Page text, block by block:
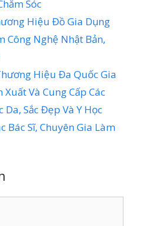
Sóc
Hiệu Đồ Gia Dụng
Công Nghệ Nhật Bản,
Hiệu Đa Quốc Gia
Và Cung Cấp Các
Da, Sắc Đẹp Và Y Học
Bác Sĩ, Chuyên Gia Làm